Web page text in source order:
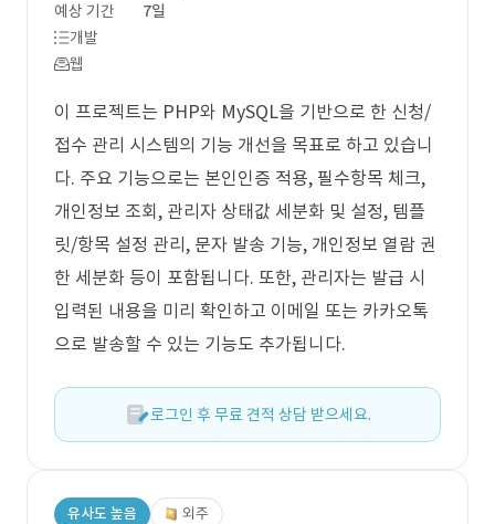
예상 기간
7일
개발
웹
이 프로젝트는 PHP와 MySQL을 기반으로 한 신청/
접수 관리 시스템의 기능 개선을 목표로 하고 있습니
다. 주요 기능으로는 본인인증 적용, 필수항목 체크,
개인정보 조회, 관리자 상태값 세분화 및 설정, 템플
릿/항목 설정 관리, 문자 발송 기능, 개인정보 열람 권
한 세분화 등이 포함됩니다. 또한, 관리자는 발급 시
입력된 내용을 미리 확인하고 이메일 또는 카카오톡
으로 발송할 수 있는 기능도 추가됩니다.
로그인 후 무료 견적 상담 받으세요.
유사도 높음 외주